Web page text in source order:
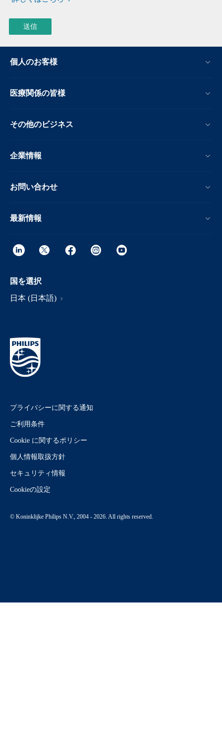
個人のお客様
医療関係の皆様
その他のビジネス
企業情報
お問い合わせ
最新情報
国を選択
日本 (日本語)
プライバシーに関する通知
ご利用条件
Cookie に関するポリシー
個人情報取扱方針
セキュリティ情報
Cookieの設定
© Koninklijke Philips N.V., 2004 - 2026. All rights reserved.